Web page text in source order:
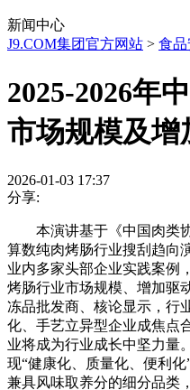
新闻中心
J9.COM集团官方网站 > 食品
2025-2026年
市场规模及增
2026-01-03 17:37
分享:
本演讲基于《中国肉类协
算数纯肉烤肠行业搜刮趋向
业内多家头部企业实践案例
烤肠行业市场规模、增加驱
冻品批发商、核论显示，行
化、手艺立异型企业成焦点
业将成为行业成长中坚力量
现“健康化、质量化、便利
兼具风味取养分的细分品类